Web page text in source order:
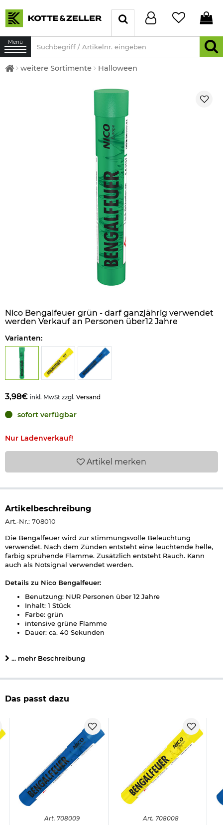
Menü
weitere Sortimente Halloween
Nico Bengalfeuer grün - darf ganzjährig verwendet
werden Verkauf an Personen über12 Jahre
Varianten:
3,98€ inkl. MwSt zzgl. Versand
sofort verfügbar
Nur Ladenverkauf!
Artikel merken
Artikelbeschreibung
Art.-Nr.: 708010
Die Bengalfeuer wird zur stimmungsvolle Beleuchtung
verwendet. Nach dem Zünden entsteht eine leuchtende helle,
farbig sprühende Flamme. Zusätzlich entsteht Rauch. Kann
auch als Notsignal verwendet werden.
Details zu Nico Bengalfeuer:
Benutzung: NUR Personen über 12 Jahre
Inhalt: 1 Stück
Farbe: grün
intensive grüne Flamme
Dauer: ca. 40 Sekunden
Höhe: ca. 22 cm
Hersteller: Nico
Herstellerinformationen
... mehr Beschreibung
Das passt dazu
Art. 708009 Art. 708008